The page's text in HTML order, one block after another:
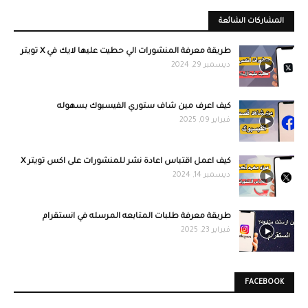
المشاركات الشائعة
طريقة معرفة المنشورات الي حطيت عليها لايك في X تويتر
ديسمبر 29, 2024
كيف اعرف مين شاف ستوري الفيسبوك بسهوله
فبراير 09, 2025
كيف اعمل اقتباس اعادة نشر للمنشورات على اكس تويتر X
ديسمبر 14, 2024
طريقة معرفة طلبات المتابعه المرسله في انستقرام
فبراير 23, 2025
FACEBOOK